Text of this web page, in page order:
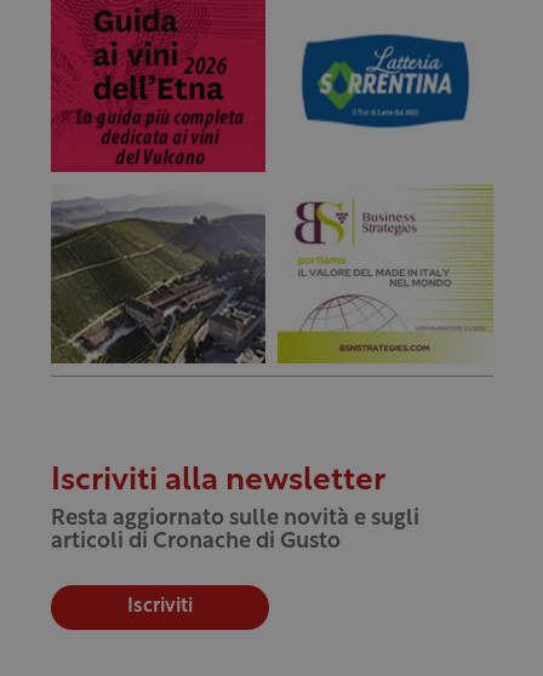
Iscriviti alla newsletter
Resta aggiornato sulle novità e sugli
articoli di Cronache di Gusto
Iscriviti